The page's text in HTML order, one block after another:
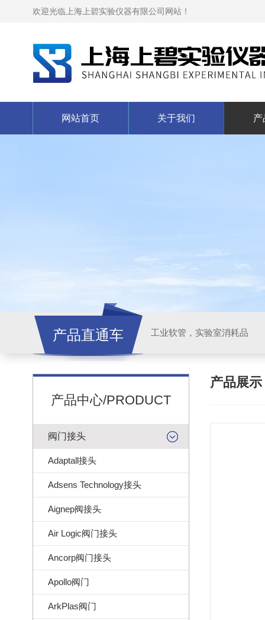
欢迎光临上海上碧实验仪器有限公司网站！
网站首页 关于我们 产
产品直通车 工业软管，实验室消耗品
产品中心/PRODUCT
阀门接头
Adaptall接头
Adsens Technology接头
Aignep阀接头
Air Logic阀门接头
Ancorp阀门接头
Apollo阀门
ArkPlas阀门
产品展示